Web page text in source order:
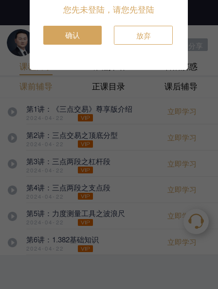
邹衍 |
分享
课程目录
答疑解惑
课前辅导
正课目录 课后辅导
第1讲：《三点交易》尊享版介绍
2024-04-22
立即学习
第2讲：三点交易之顶底分型
2024-04-22
立即学习
第3讲：三点两段之杠杆段
2024-04-22
立即学习
第4讲：三点两段之支点段
2024-04-22
立即学习
第5讲：力度测量工具之波浪尺
2024-04-22
立即学习
第6讲：1.382基础知识
2024-04-22
立即学习
您先未登陆，请您先登陆
确认 放弃